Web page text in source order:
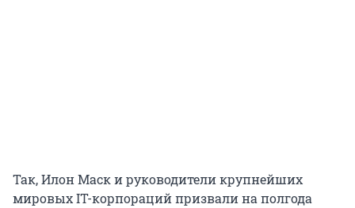
Так, Илон Маск и руководители крупнейших
мировых IT-корпораций призвали на полгода